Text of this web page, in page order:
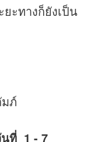
ะทางก็ยังเป็น
ภ์
นที่ 1 - 7